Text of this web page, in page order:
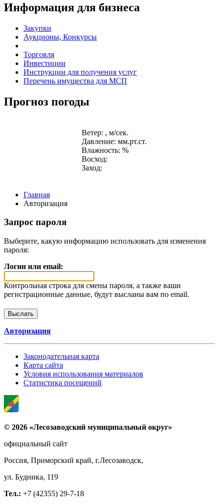
Информация для бизнеса
Закупки
Аукционы, Конкурсы
Торговля
Инвестиции
Инструкции для получения услуг
Перечень имущества для МСП
Прогноз погоды
Ветер: , м/сек.
Давление: мм.рт.ст.
Влажность: %
Восход:
Заход:
Главная
Авторизация
Запрос пароля
Выберите, какую информацию использовать для изменения
пароля:
Логин или email:
Контрольная строка для смены пароля, а также ваши
регистрационные данные, будут высланы вам по email.
Авторизация
Законодательная карта
Карта сайта
Условия использования материалов
Статистика посещений
© 2026 «Лесозаводский муниципальный округ»
официальный сайт
Россия, Приморский край, г.Лесозаводск,
ул. Будника, 119
Тел.: +7 (42355) 29-7-18